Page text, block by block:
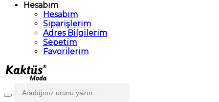
Hesabım
Hesabım
Siparişlerim
Adres Bilgilerim
Sepetim
Favorilerim